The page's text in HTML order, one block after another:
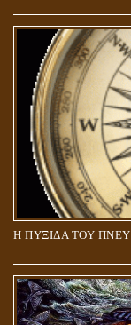
Η ΠΥΞΙΔΑ ΤΟΥ
5Η ΔΙΑΣΤΑΣΗ ΚΑΙ
ΚΑΤΑΣΤΑΣΕΙΣ
ΑΠΟΣΤΟΛΟΣ